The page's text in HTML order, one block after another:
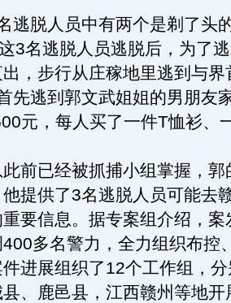
脱人员中有两个是剃了头
3名逃脱人员逃脱后，为了
，步行从庄稼地里逃到与界
先逃到郭文武姐姐的男朋友
元，每人买了一件T恤衫、
已经被抓捕小组掌握，郭
提供了3名逃脱人员可能去
要信息。据专案组介绍，案
多名警力，全力组织布控
进展组织了12个工作组，
、鹿邑县，江西赣州等地开